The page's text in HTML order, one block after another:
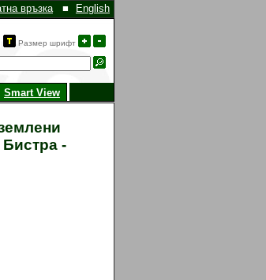
English
връзка ■
Размер шрифт
Smart View
-